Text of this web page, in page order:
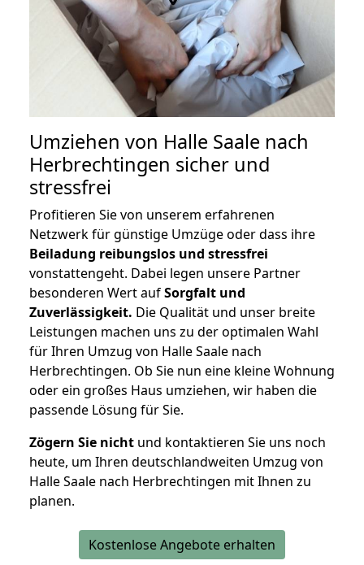
Umziehen von Halle Saale nach
Herbrechtingen sicher und
stressfrei
Profitieren Sie von unserem erfahrenen
Netzwerk für günstige Umzüge oder dass ihre
Beiladung reibungslos und stressfrei
vonstattengeht. Dabei legen unsere Partner
besonderen Wert aufSorgfalt und
Zuverlässigkeit. Die Qualität und unser breite
Leistungen machen uns zu der optimalen Wahl
für Ihren Umzug von Halle Saale nach
Herbrechtingen. Ob Sie nun eine kleine Wohnung
oder ein großes Haus umziehen, wir haben die
passende Lösung für Sie.
Zögern Sie nicht und kontaktieren Sie uns noch
heute, um Ihren deutschlandweiten Umzug von
Halle Saale nach Herbrechtingen mit Ihnen zu
planen.
Kostenlose Angebote erhalten